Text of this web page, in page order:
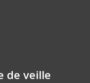
de veille